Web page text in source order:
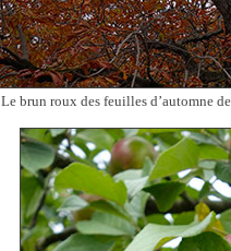
Le brun roux des feuilles d’automne